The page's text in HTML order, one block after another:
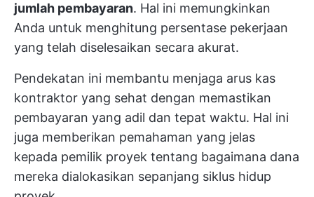
jumlah pembayaran. Hal ini memungkinkan
Anda untuk menghitung persentase pekerjaan
yang telah diselesaikan secara akurat.
Pendekatan ini membantu menjaga arus kas
kontraktor yang sehat dengan memastikan
pembayaran yang adil dan tepat waktu. Hal ini
juga memberikan pemahaman yang jelas
kepada pemilik proyek tentang bagaimana dana
mereka dialokasikan sepanjang siklus hidup